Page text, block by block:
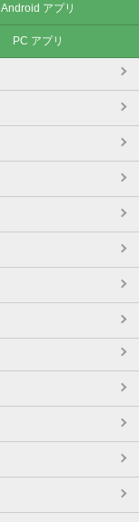
Android アプリ
PC アプリ